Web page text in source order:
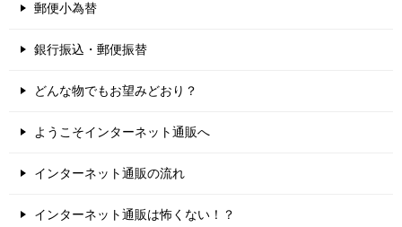
郵便小為替
銀行振込・郵便振替
どんな物でもお望みどおり？
ようこそインターネット通販へ
インターネット通販の流れ
インターネット通販は怖くない！？